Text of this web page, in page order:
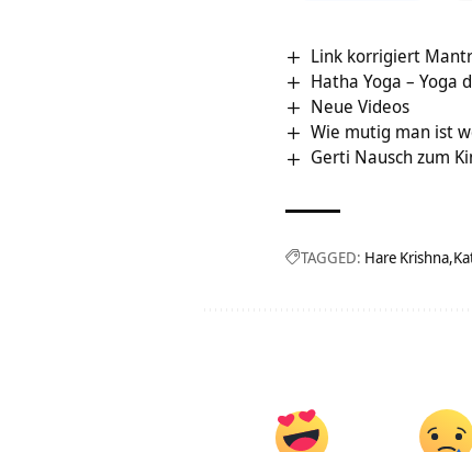
Link korrigiert
Hatha Yoga – Yoga
Neue Videos
Wie mutig man ist
Gerti Nausch zum
TAGGED: Hare Krishna